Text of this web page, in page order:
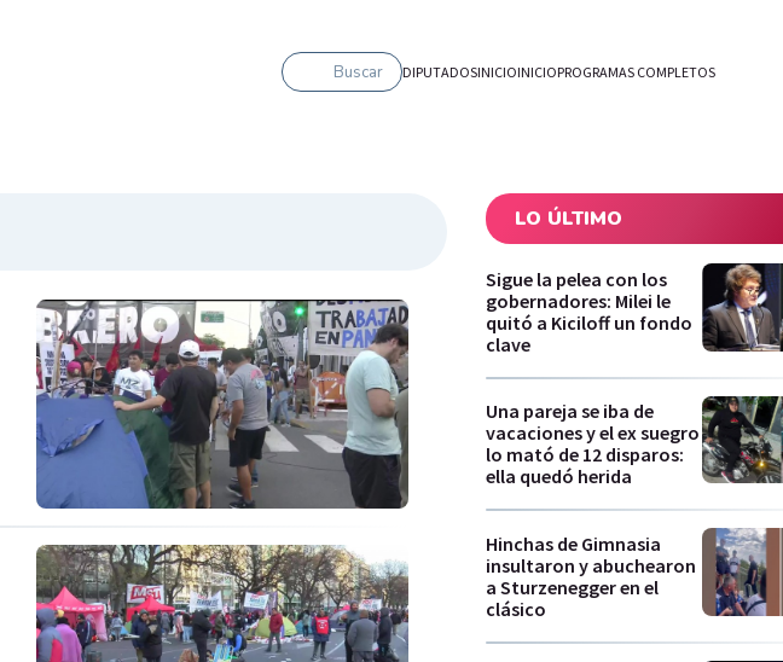
Buscar DIPUTADOSINICIOINICIOPROGRAMAS COMPLETOS
LO ÚLTIMO
Sigue la pelea con los
gobernadores: Milei le
quitó a Kiciloff un fondo
clave
Una pareja se iba de
vacaciones y el ex suegro
lo mató de 12 disparos:
ella quedó herida
Hinchas de Gimnasia
insultaron y abuchearon
a Sturzenegger en el
clásico